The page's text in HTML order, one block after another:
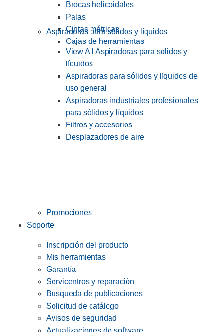
Brocas helicoidales
Palas
Cintas métricas
Cajas de herramientas
Aspiradoras para sólidos y líquidos
View All Aspiradoras para sólidos y
líquidos
Aspiradoras para sólidos y líquidos de
uso general
Aspiradoras industriales profesionales
para sólidos y líquidos
Filtros y accesorios
Desplazadores de aire
Promociones
Soporte
Inscripción del producto
Mis herramientas
Garantía
Servicentros y reparación
Búsqueda de publicaciones
Solicitud de catálogo
Avisos de seguridad